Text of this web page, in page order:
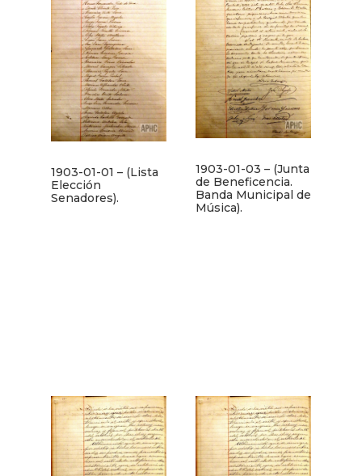
1903-01-01 – (Lista
Elección
Senadores).
1903-01-03 – (Junta
de Beneficencia.
Banda Municipal de
Música).